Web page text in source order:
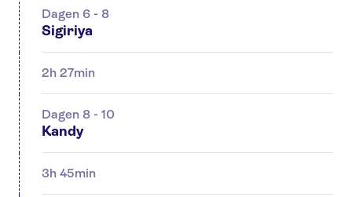
Dagen 6 - 8
Sigiriya
2h 27min
Dagen 8 - 10
Kandy
3h 45min